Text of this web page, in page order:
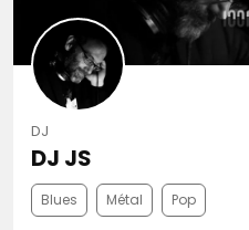
DJ
DJ JS
Blues Métal Pop